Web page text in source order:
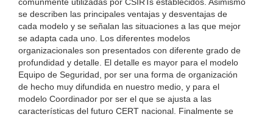
se describen las principales ventajas y desventajas de
cada modelo y se señalan las situaciones a las que mejor
se adapta cada uno. Los diferentes modelos
organizacionales son presentados con diferente grado de
profundidad y detalle. El detalle es mayor para el modelo
Equipo de Seguridad, por ser una forma de organización
de hecho muy difundida en nuestro medio, y para el
modelo Coordinador por ser el que se ajusta a las
características del futuro CERT nacional. Finalmente se